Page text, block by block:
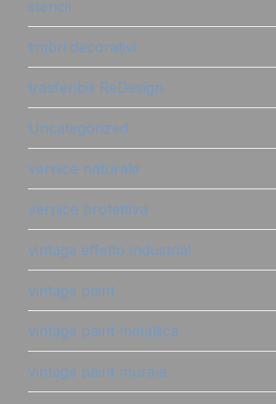
stencil
timbri decorativi
trasferibili ReDesign
Uncategorized
vernice naturale
vernice protettiva
vintage effetto industrial
vintage paint
vintage paint metallica
vintage paint murale